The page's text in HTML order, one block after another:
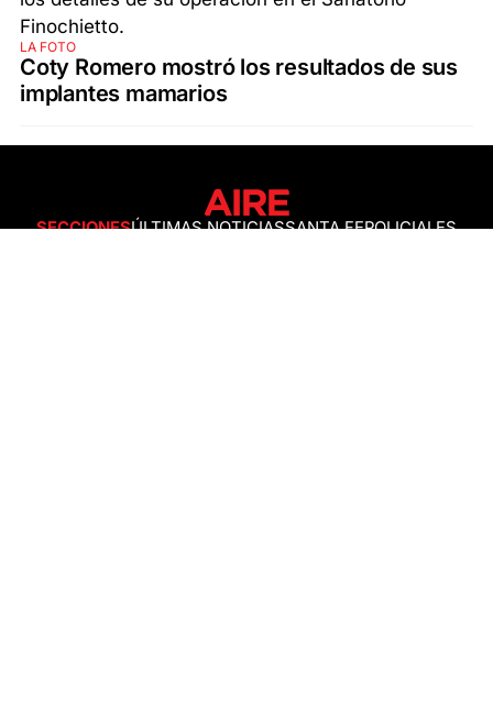
LA FOTO
Coty Romero mostró los resultados de sus
implantes mamarios
SECCIONESÚLTIMAS NOTICIASSANTA FEPOLICIALES